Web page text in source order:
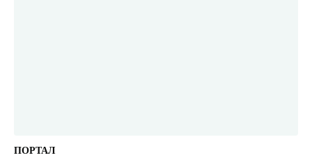
ПОРТАЛ